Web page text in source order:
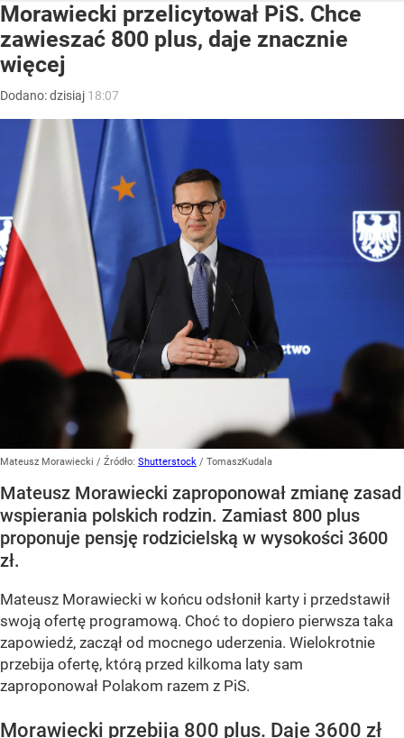
Morawiecki przelicytował PiS. Chce
zawieszać 800 plus, daje znacznie
więcej
Dodano:dzisiaj 18:07
Mateusz Morawiecki / Źródło: Shutterstock / TomaszKudala
Mateusz Morawiecki zaproponował zmianę zasad
wspierania polskich rodzin. Zamiast 800 plus
proponuje pensję rodzicielską w wysokości 3600
zł.
Mateusz Morawiecki w końcu odsłonił karty i przedstawił
swoją ofertę programową. Choć to dopiero pierwsza taka
zapowiedź, zaczął od mocnego uderzenia. Wielokrotnie
przebija ofertę, którą przed kilkoma laty sam
zaproponował Polakom razem z PiS.
Morawiecki przebija 800 plus. Daje 3600 zł